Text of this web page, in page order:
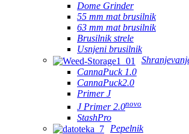
Dome Grinder
55 mm mat brusilnik
63 mm mat brusilnik
Brusilnik strele
Usnjeni brusilnik
CannaPuck 1.0
CannaPuck2.0
Primer J
J Primer 2.0novo
StashPro
Pepelnik